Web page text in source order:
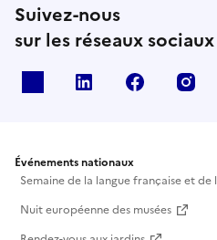
Suivez-nous
sur les réseaux sociaux
Linkedin Facebook
Événements nationaux
Semaine de la langue française et
Nuit européenne des musées